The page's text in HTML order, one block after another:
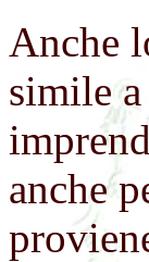
Anche
simile
anche